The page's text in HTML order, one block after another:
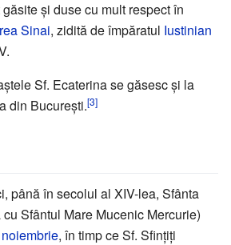
și duse cu mult respect în
Sinai, zidită de împăratul Iustinian
Sf. Ecaterina se găsesc și la
din București.[3]
până în secolul al XIV-lea, Sfânta
Sfântul Mare Mucenic Mercurie)
, în timp ce Sf. Sfințiți